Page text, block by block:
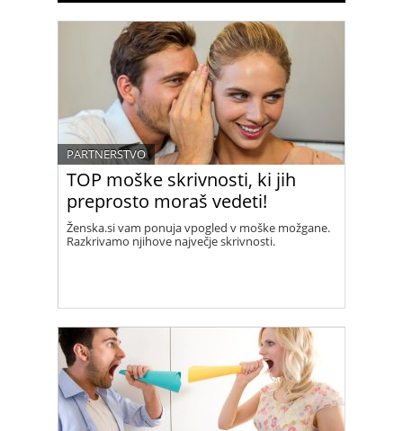
TOP moške skrivnosti, ki jih
preprosto moraš vedeti!
PARTNERSTVO
Ženska.si vam ponuja vpogled v moške možgane.
Razkrivamo njihove največje skrivnosti.